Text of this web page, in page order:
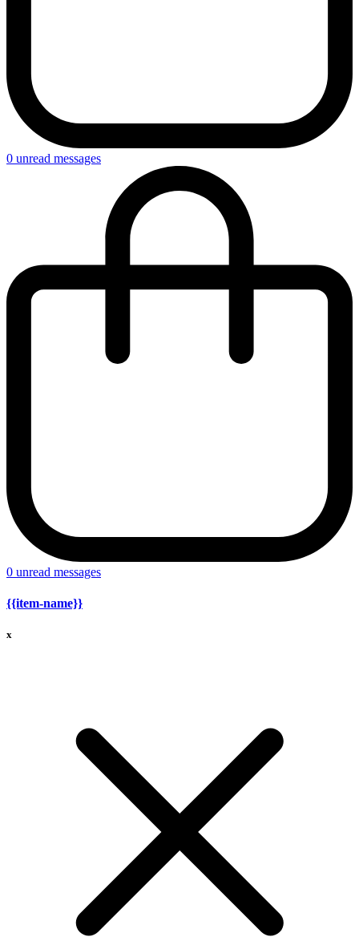
0 unread messages
0 unread messages
{{item-name}}
x